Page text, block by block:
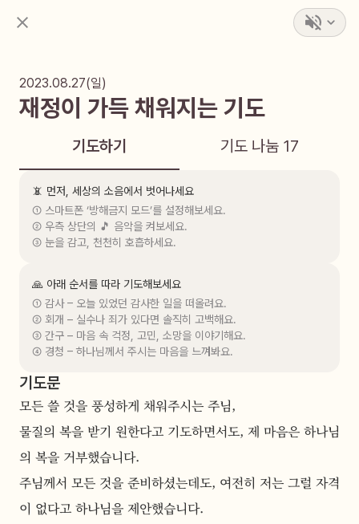
2023.08.27(일)
재정이 가득 채워지는 기도
기도하기 기도 나눔 17
📵 먼저, 세상의 소음에서 벗어나세요
① 스마트폰 ‘방해금지 모드’를 설정해보세요.
② 우측 상단의 🎵 음악을 켜보세요.
③ 눈을 감고, 천천히 호흡하세요.
🙏 아래 순서를 따라 기도해보세요
① 감사 – 오늘 있었던 감사한 일을 떠올려요.
② 회개 – 실수나 죄가 있다면 솔직히 고백해요.
③ 간구 – 마음 속 걱정, 고민, 소망을 이야기해요.
④ 경청 – 하나님께서 주시는 마음을 느껴봐요.
기도문
모든 쓸 것을 풍성하게 채워주시는 주님,
물질의 복을 받기 원한다고 기도하면서도, 제 마음은 하나님
의 복을 거부했습니다.
주님께서 모든 것을 준비하셨는데도, 여전히 저는 그럴 자격
이 없다고 하나님을 제안했습니다.